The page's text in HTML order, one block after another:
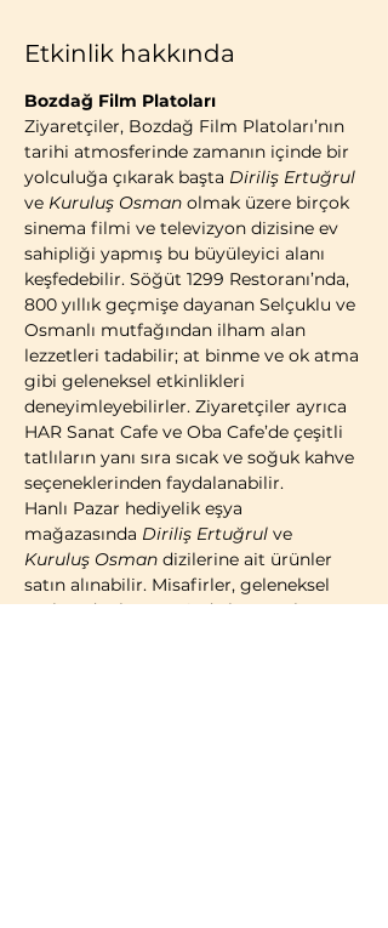
Etkinlik hakkında
Bozdağ Film Platoları
Ziyaretçiler, Bozdağ Film Platoları’nın
tarihi atmosferinde zamanın içinde bir
yolculuğa çıkarak başta Diriliş Ertuğrul
ve Kuruluş Osman olmak üzere birçok
sinema filmi ve televizyon dizisine ev
sahipliği yapmış bu büyüleyici alanı
keşfedebilir. Söğüt 1299 Restoranı’nda,
800 yıllık geçmişe dayanan Selçuklu ve
Osmanlı mutfağından ilham alan
lezzetleri tadabilir; at binme ve ok atma
gibi geleneksel etkinlikleri
deneyimleyebilirler. Ziyaretçiler ayrıca
HAR Sanat Cafe ve Oba Cafe’de çeşitli
tatlıların yanı sıra sıcak ve soğuk kahve
seçeneklerinden faydalanabilir.
Hanlı Pazar hediyelik eşya
mağazasında Diriliş Ertuğrul ve
Kuruluş Osman dizilerine ait ürünler
satın alınabilir. Misafirler, geleneksel
Türk çadırı konseptinde kostümlü